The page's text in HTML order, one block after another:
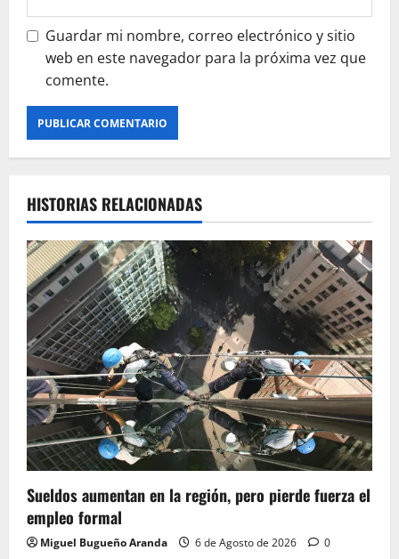
Guardar mi nombre, correo electrónico y sitio
web en este navegador para la próxima vez que
comente.
HISTORIAS RELACIONADAS
Sueldos aumentan en la región, pero pierde fuerza el
empleo formal
Miguel Bugueño Aranda 6 de Agosto de 2026 0